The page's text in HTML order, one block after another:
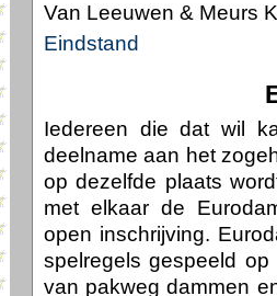
Van Leeuwen & Meurs
Eindstand
Iedereen die dat wil
deelname aan het
op dezelfde plaats
met elkaar de
open inschrijving.
spelregels gespeeld
van pakweg dammen